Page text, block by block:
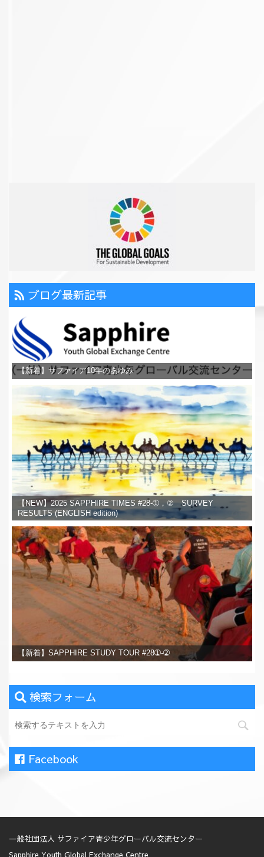
ブログ最新記事
【新着】サファイア10年のあゆみ
【NEW】2025 SAPPHIRE TIMES #28-➀，② SURVEY
RESULTS (ENGLISH edition)
【新着】SAPPHIRE STUDY TOUR #28➀-➁
検索フォーム
Facebook
一般社団法人 サファイア青少年グローバル交流センター
Sapphire Youth Global Exchange Centre